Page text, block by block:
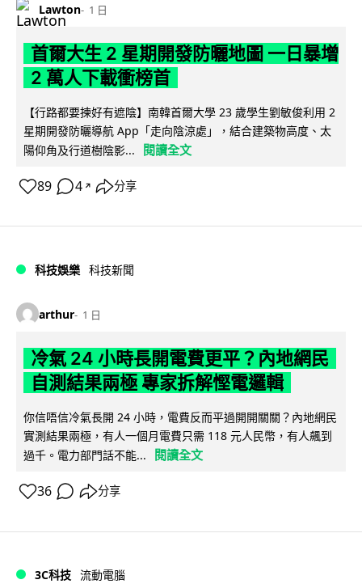
Lawton 1 日
首爾大生 2 星期開發防曬地圖 一日暴增
2 萬人下載衝榜首
【行路都要揀好有遮陰】南韓首爾大學 23 歲學生劉敏俊利用 2
星期開發防曬導航 App「走向陰涼處」，結合建築物高度、太
陽仰角及行道樹陰影...
閱讀全文
89 4 ↗ 分享
科技娛樂 科技新聞
arthur 1 日
冷氣 24 小時長開電費更平？內地網民
自測結果兩極 專家拆解慳電邏輯
你信唔信冷氣長開 24 小時，電費反而平過開開關關？內地網民
實測結果兩極，有人一個月電費只需 118 元人民幣，有人飆到
過千。電力部門話不能...
閱讀全文
36 分享
3C科技 流動電腦